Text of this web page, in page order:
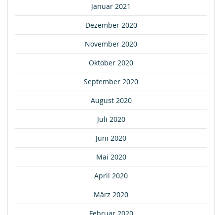
Januar 2021
Dezember 2020
November 2020
Oktober 2020
September 2020
August 2020
Juli 2020
Juni 2020
Mai 2020
April 2020
März 2020